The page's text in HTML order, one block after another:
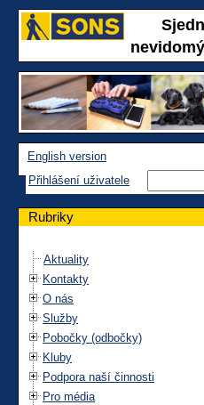
English version
Přihlášení uživatele
Rubriky
Aktuality
Kontakty
O nás
Služby
Pobočky (odbočky)
Kluby
Podpora naší činnosti
Pro média